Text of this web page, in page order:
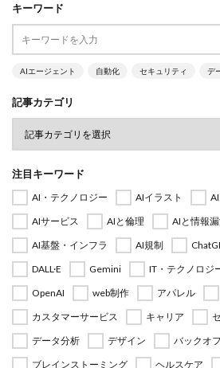
キーワード
AIエージェント 自動化 セキュリティ デ
記事カテゴリ
注目キーワード
AI・テクノロジー AIイラスト
AIサービス
AIと倫理 AIと情報
AI基盤・インフラ
AI規制
DALL·E
Gemini IT・テクノロジ
OpenAI
web制作 アパレル
カスタマーサービス
キャリア
データ分析
デザイン
バックオ
ブレインストーミング
ヘルスケア